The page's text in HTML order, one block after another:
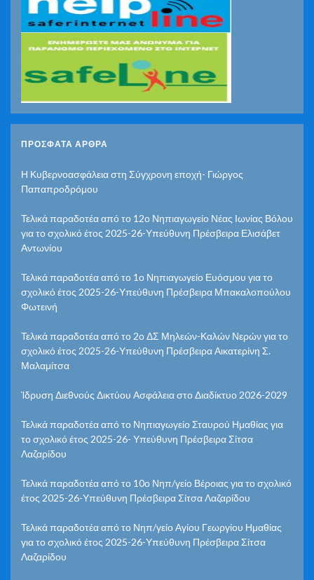
ΠΡΌΣΦΑΤΑ ΆΡΘΡΑ
Η Κυβερνοασφάλεια στη Σύγχρονη εποχή- Γιώργος
Παπαπροδρόμου
Τελικά παραδοτέα από το 12ο Νηπιαγωγείο Νέας Ιωνίας Βόλου
για το σχολικό έτος 2025-26-Υπεύθυνη Πρέσβειρα Ελισάβετ
Αντωνίου
Τελικά παραδοτέα από το 1ο Νηπιαγωγείο Ευόσμου για το
σχολικό έτος 2025-26-Υπεύθυνη Πρέσβειρα Μπακαλοπούλου
Φωτεινή
Τελικά παραδοτέα από το 2ο ΔΣ Μηλεών-Καλών Νερών για το
σχολικό έτος 2025-26-Υπεύθυνη Πρέσβειρα Αικατερίνη Σ.
Μαλαμίτσα
Ίδρυση Διεθνούς Δικτύου Ασφάλεια στο Διαδίκτυο 2026-2029
Τελικά παραδοτέα από το Νηπιαγωγείο Σταυρού Ημαθίας για
το σχολικό έτος 2025-26- Υπεύθυνη Πρέσβειρα Σίτσα
Λαζαρίδου
Τελικά παραδοτέα από το 10ο Νηπ/γείο Βέροιας για το σχολικό
έτος 2025-26-Υπεύθυνη Πρέσβειρα Σίτσα Λαζαρίδου
Τελικά παραδοτέα από το Νηπ/γείο Αγίου Γεωργίου Ημαθίας
για το σχολικό έτος 2025-26-Υπεύθυνη Πρέσβειρα Σίτσα
Λαζαρίδου